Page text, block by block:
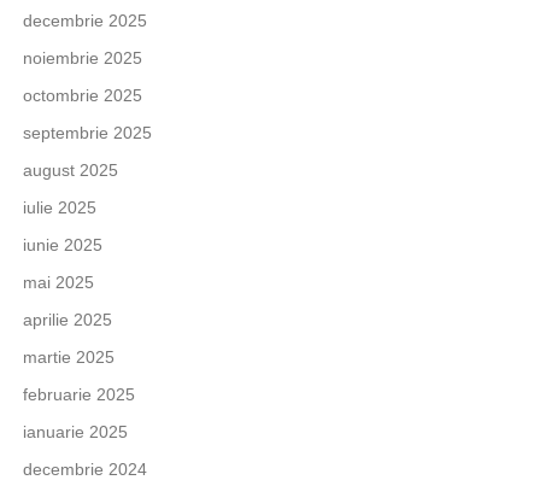
decembrie 2025
noiembrie 2025
octombrie 2025
septembrie 2025
august 2025
iulie 2025
iunie 2025
mai 2025
aprilie 2025
martie 2025
februarie 2025
ianuarie 2025
decembrie 2024